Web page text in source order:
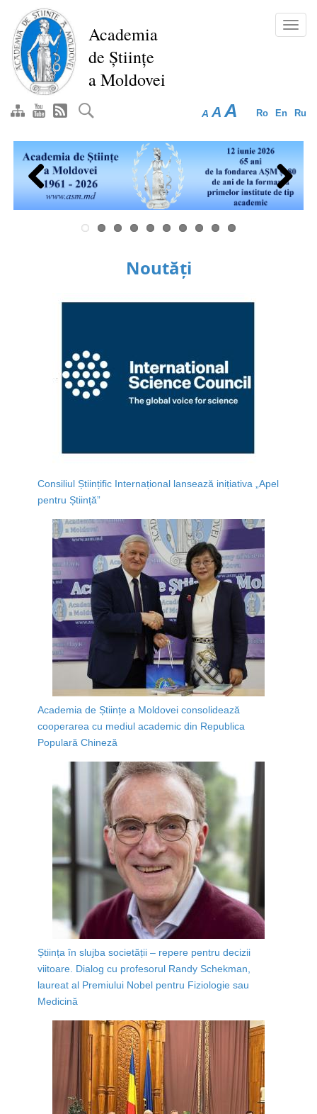
conţinutul
principal
Academia
de Științe
a Moldovei
Ro En Ru
A A A
Previous Next
Noutăți
Consiliul Științific Internațional lansează inițiativa „Apel
pentru Știință”
Academia de Științe a Moldovei consolidează
cooperarea cu mediul academic din Republica
Populară Chineză
Știința în slujba societății – repere pentru decizii
viitoare. Dialog cu profesorul Randy Schekman,
laureat al Premiului Nobel pentru Fiziologie sau
Medicină